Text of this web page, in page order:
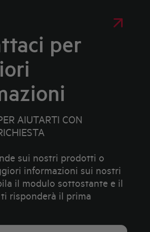
per
AIUTARTI CON
sui nostri prodotti o
informazioni sui nostri
il modulo sottostante e il
risponderà il prima